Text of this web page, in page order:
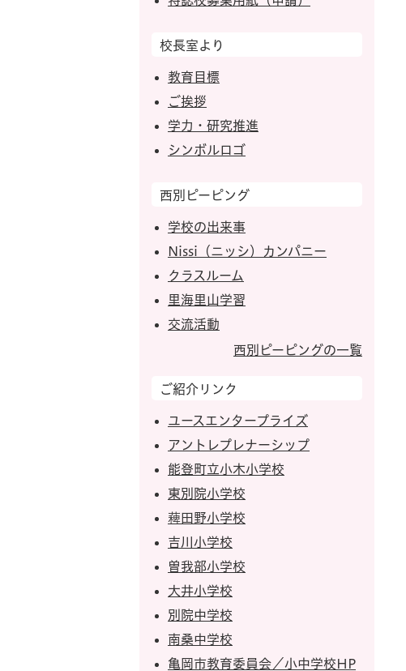
校長室より
教育目標
ご挨拶
学力・研究推進
シンボルロゴ
西別ピーピング
学校の出来事
Nissi（ニッシ）カンパニー
クラスルーム
里海里山学習
交流活動
西別ピーピングの一覧
ご紹介リンク
ユースエンタープライズ
アントレプレナーシップ
能登町立小木小学校
東別院小学校
薭田野小学校
吉川小学校
曽我部小学校
大井小学校
別院中学校
南桑中学校
亀岡市教育委員会／小中学校HP